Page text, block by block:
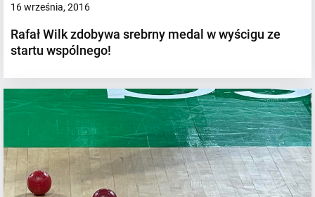
16 września, 2016
Rafał Wilk zdobywa srebrny medal w wyścigu ze
startu wspólnego!